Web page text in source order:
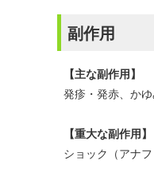
副作用
【主な副作用】
発疹・発赤、か
【重大な副作用】
ショック（アナフ